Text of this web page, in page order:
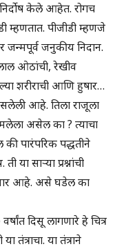
केले आहेत. रोगच
म्हणतात. पीजीडी म्हणजे
जन्मपूर्व जनुकीय निदान.
ओठांची, रेखीव
शरीराची आणि हुषार…
आहे. तिला राजूला
असेल का ? त्याचा
की पारंपरिक पद्धतीने
या साऱ्या प्रश्नांची
आहे. असे घडेल का
दिसू लागणारे हे चित्र
तंत्राचा. या तंत्राने